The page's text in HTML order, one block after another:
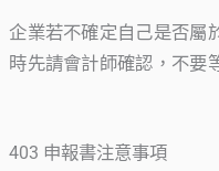
企業若不確定自己是否屬
時先請會計師確認，不要
403 申報書注意事項